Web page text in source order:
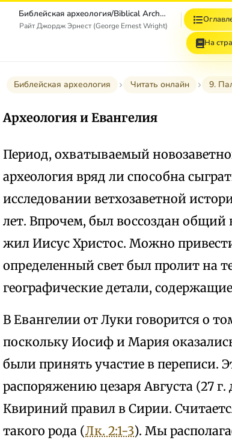
Библейская археология/Biblical Archaeology
Райт Джордж Эрнест (George Ernest Wright)
На
Библейская археология Читать онлайн 9.
Археология и Евангелия
Период, охватываемый
археология вряд ли способна
исследовании ветхозаветной
лет. Впрочем, был воссоздан
жил Иисус Христос. Можно
определенный свет был пролит на
географические детали,
В Евангелии от Луки говорится о
поскольку Иосиф и Мария
были принять участие в переписи.
распоряжению цезаря Августа (27
Квириний правил в Сирии.
такого рода (Лк. 2:1-3). Мы